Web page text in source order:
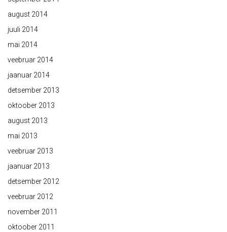
august 2014
juuli 2014
mai 2014
veebruar 2014
jaanuar 2014
detsember 2013
oktoober 2013
august 2013
mai 2013
veebruar 2013
jaanuar 2013
detsember 2012
veebruar 2012
november 2011
oktoober 2011